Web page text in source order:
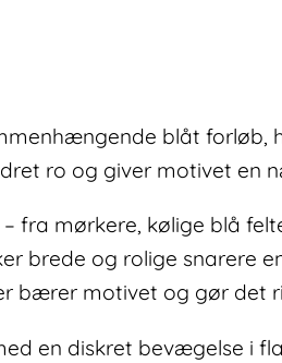
blåt forløb,
ro og giver motivet en
fra mørkere, kølige blå
brede og rolige snarere
bærer motivet og gør det
en diskret bevægelse i